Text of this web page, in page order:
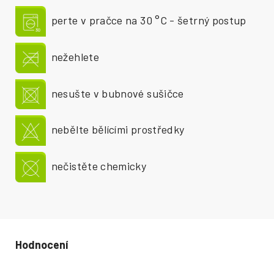
perte v pračce na 30 °C - šetrný postup
nežehlete
nesušte v bubnové sušičce
nebělte bělícími prostředky
nečistěte chemicky